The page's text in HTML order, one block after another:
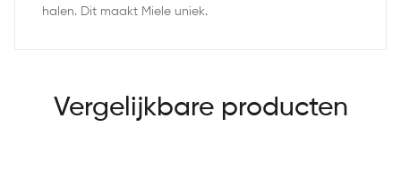
halen. Dit maakt Miele uniek.
Vergelijkbare producten